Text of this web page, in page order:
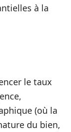
à la
le taux
(où la
du bien,